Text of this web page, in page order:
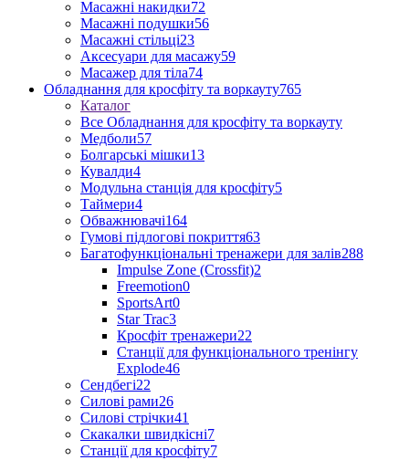
Масажні накидки72
Масажні подушки56
Масажні стільці23
Аксесуари для масажу59
Масажер для тіла74
Обладнання для кросфіту та воркауту765
Каталог
Все Обладнання для кросфіту та воркауту
Медболи57
Болгарські мішки13
Кувалди4
Модульна станція для кросфіту5
Таймери4
Обважнювачі164
Гумові підлогові покриття63
Багатофункціональні тренажери для залів288
Impulse Zone (Crossfit)2
Freemotion0
SportsArt0
Star Trac3
Кросфіт тренажери22
Станції для функціонального тренінгу
Explode46
Сендбегі22
Силові рами26
Силові стрічки41
Скакалки швидкісні7
Станції для кросфіту7